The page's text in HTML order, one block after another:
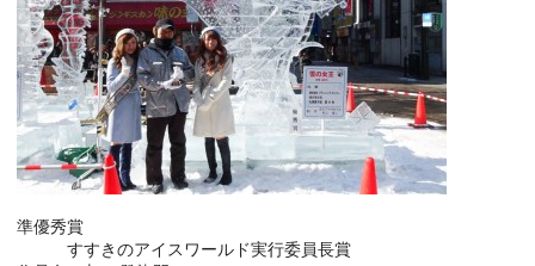
準優秀賞
すすきのアイスワールド実行委員長賞